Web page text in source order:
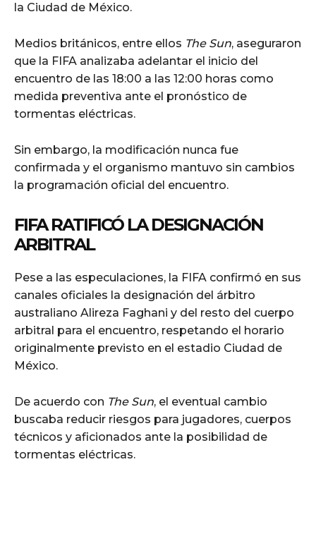
la Ciudad de México.
Medios británicos, entre ellos The Sun, aseguraron
que la FIFA analizaba adelantar el inicio del
encuentro de las 18:00 a las 12:00 horas como
medida preventiva ante el pronóstico de
tormentas eléctricas.
Sin embargo, la modificación nunca fue
confirmada y el organismo mantuvo sin cambios
la programación oficial del encuentro.
FIFA RATIFICÓ LA DESIGNACIÓN
ARBITRAL
Pese a las especulaciones, la FIFA confirmó en sus
canales oficiales la designación del árbitro
australiano Alireza Faghani y del resto del cuerpo
arbitral para el encuentro, respetando el horario
originalmente previsto en el estadio Ciudad de
México.
De acuerdo con The Sun, el eventual cambio
buscaba reducir riesgos para jugadores, cuerpos
técnicos y aficionados ante la posibilidad de
tormentas eléctricas.